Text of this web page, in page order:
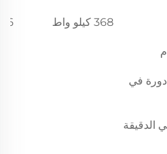
368 كيلو واط 456
900-1400 دورة في